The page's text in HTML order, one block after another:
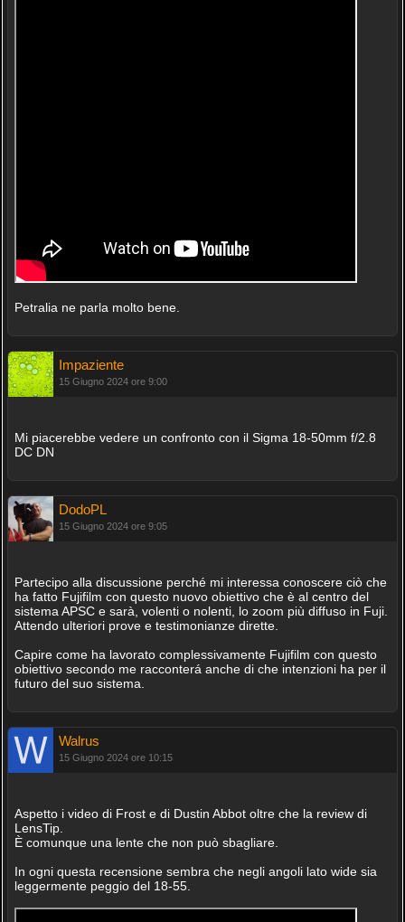
Petralia ne parla molto bene.
Impaziente
15 Giugno 2024 ore 9:00
Mi piacerebbe vedere un confronto con il Sigma 18-50mm f/2.8
DC DN
DodoPL
15 Giugno 2024 ore 9:05
Partecipo alla discussione perché mi interessa conoscere ciò che
ha fatto Fujifilm con questo nuovo obiettivo che è al centro del
sistema APSC e sarà, volenti o nolenti, lo zoom più diffuso in Fuji.
Attendo ulteriori prove e testimonianze dirette.
Capire come ha lavorato complessivamente Fujifilm con questo
obiettivo secondo me racconterá anche di che intenzioni ha per il
futuro del suo sistema.
Walrus
15 Giugno 2024 ore 10:15
Aspetto i video di Frost e di Dustin Abbot oltre che la review di
LensTip.
È comunque una lente che non può sbagliare.
In ogni questa recensione sembra che negli angoli lato wide sia
leggermente peggio del 18-55.